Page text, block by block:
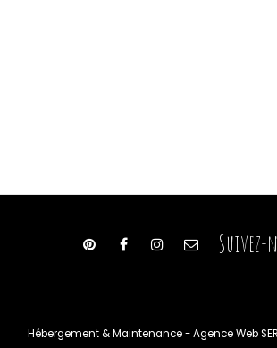
Suivez-
Hébergement & Maintenance - Agence Web